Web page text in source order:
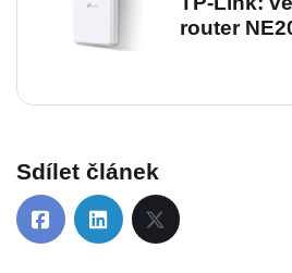
router
Sdílet článek